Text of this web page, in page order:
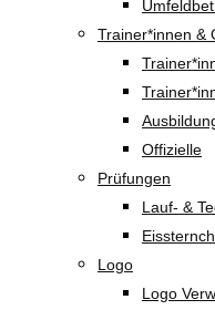
Trainer*innen &
Offizielle
Prüfungen
Lauf- &
Logo
Logo